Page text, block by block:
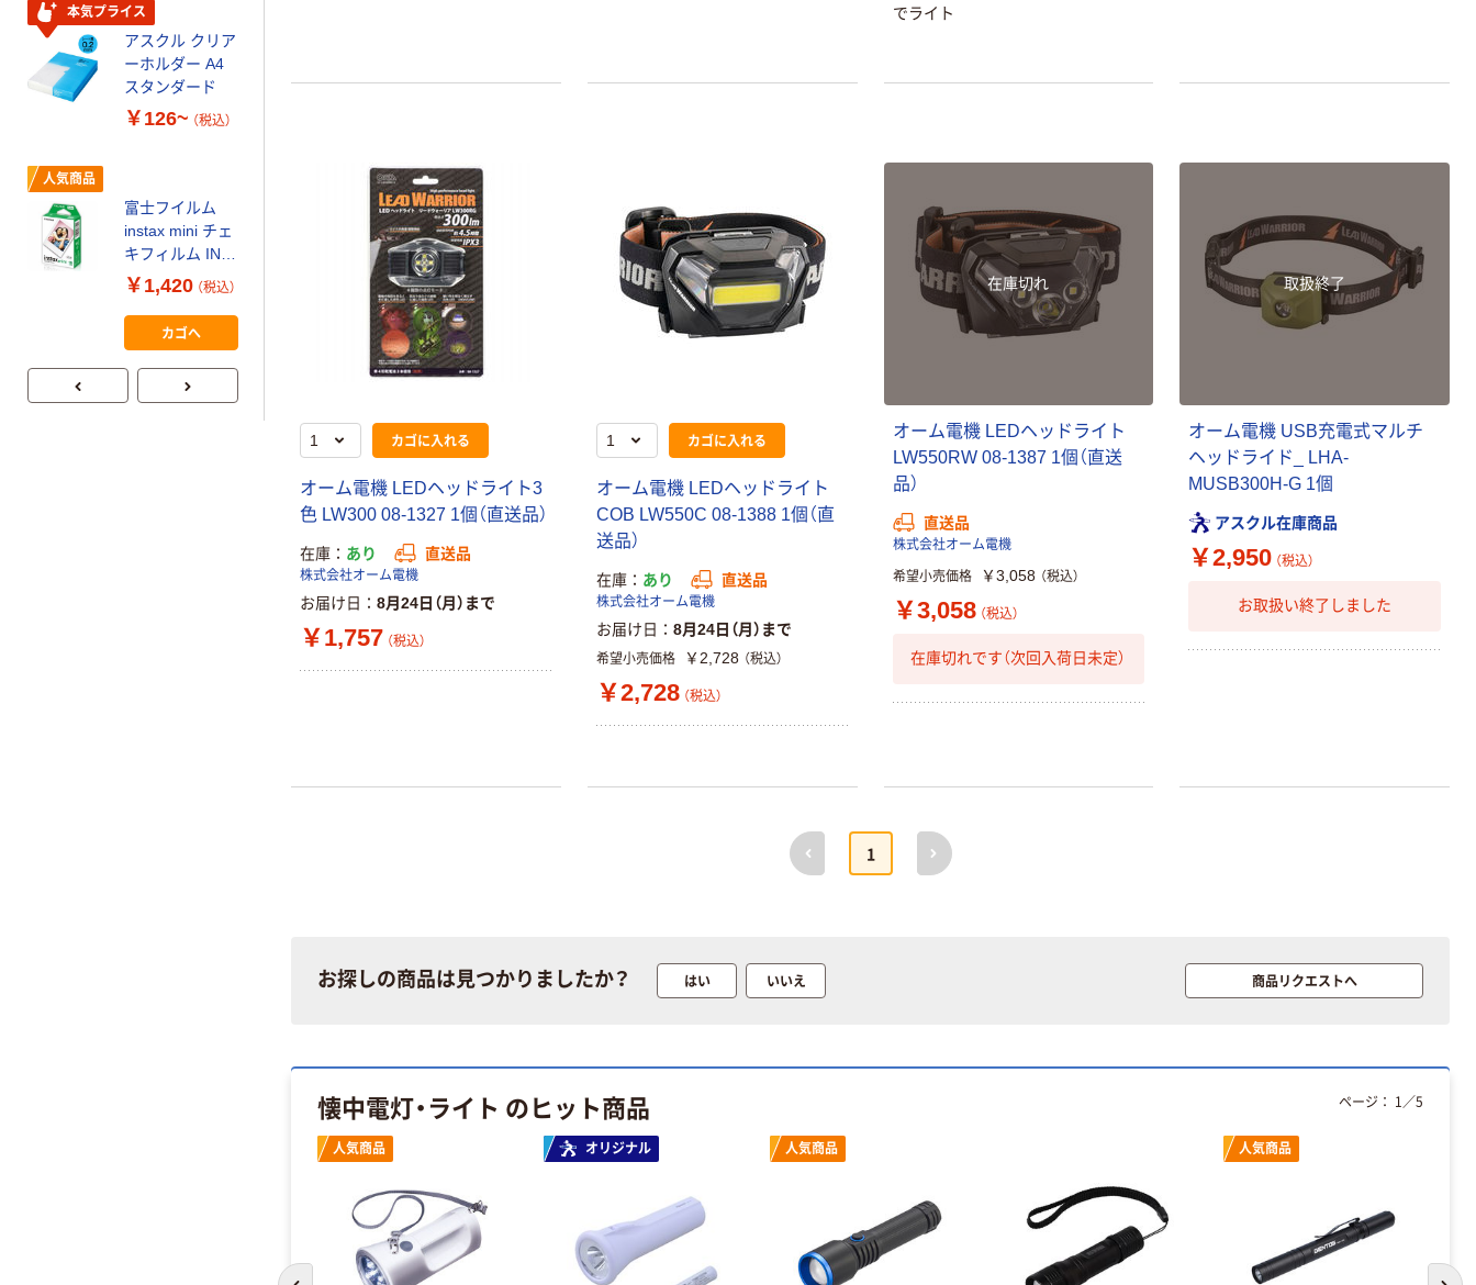
でライト
カゴに入れる
オーム電機 LEDヘッドライト3
色 LW300 08-1327 1個（直送品）
在庫 あり 直送品
株式会社オーム電機
お届け日 8月24日（月）まで
￥1,757 （税込）
カゴに入れる
オーム電機 LEDヘッドライト
COB LW550C 08-1388 1個（直
送品）
在庫 あり 直送品
株式会社オーム電機
お届け日 8月24日（月）まで
希望小売価格 ￥2,728 （税込）
￥2,728 （税込）
在庫切れ
オーム電機 LEDヘッドライト
LW550RW 08-1387 1個（直送
品）
直送品
株式会社オーム電機
希望小売価格 ￥3,058 （税込）
￥3,058 （税込）
在庫切れです（次回入荷日未定）
取扱終了
オーム電機 USB充電式マルチ
ヘッドライド_ LHA-
MUSB300H-G 1個
アスクル在庫商品
￥2,950 （税込）
お取扱い終了しました
前へ
1
次へ
お探しの商品は見つかりましたか？ はい いいえ 商品リクエストへ
懐中電灯・ライト のヒット商品
人気商品 オリジナル 人気商品 人気商品
ページ： 1 ／5
本気プライス
アスクル クリア
ーホルダー A4
スタンダード
￥126~ （税込）
人気商品
富士フイルム
instax mini チェ
キフィルム INS
MINI JP1 1パッ
ク（10枚入り）
￥1,420 （税込）
カゴへ
コピー用紙 マ
本気プライス
【ガムテープ】ア
スクル 現場のチ
カラ 厚さ
0.22mm 布テー
プ
￥145~ （税込）
アスクル はたら
ペーパータオル
中判 再生紙
100％ 200枚
FSC認証 シング
ル 大王製紙共同
￥149~ （税込）
衛門 「お茶、どう
アスクル はたら
く ふせん 付箋
（税込）
ート 大王製紙
トファイル エコ
ノミータイプ
A4タテ(コクヨ
製造）
￥115~